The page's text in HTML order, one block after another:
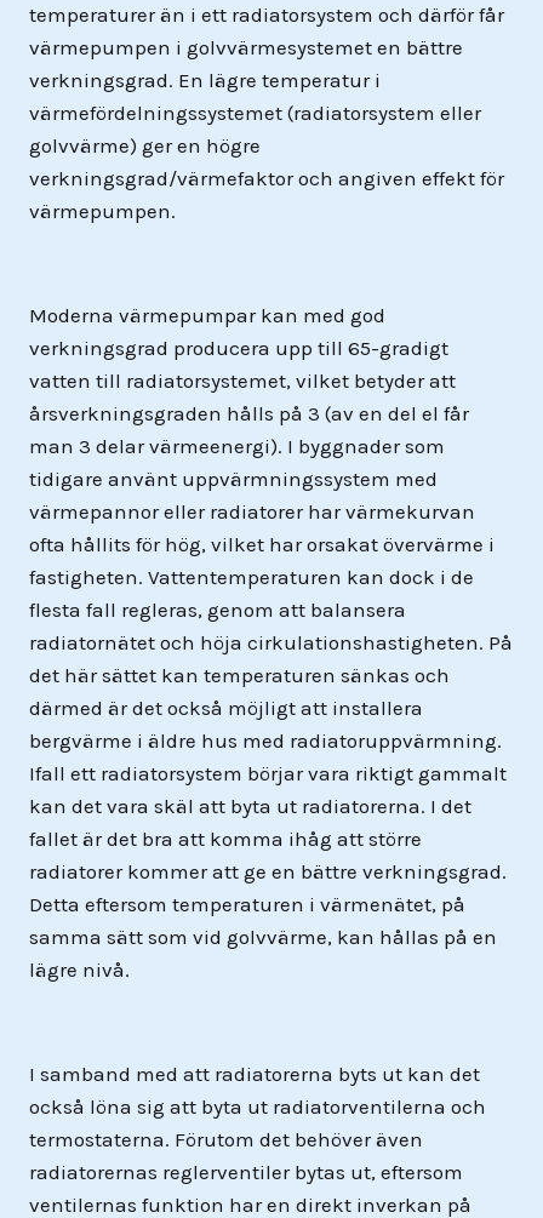
temperaturer än i ett radiatorsystem och därför får
värmepumpen i golvvärmesystemet en bättre
verkningsgrad. En lägre temperatur i
värmefördelningssystemet (radiatorsystem eller
golvvärme) ger en högre
verkningsgrad/värmefaktor och angiven effekt för
värmepumpen.
Moderna värmepumpar kan med god
verkningsgrad producera upp till 65-gradigt
vatten till radiatorsystemet, vilket betyder att
årsverkningsgraden hålls på 3 (av en del el får
man 3 delar värmeenergi). I byggnader som
tidigare använt uppvärmningssystem med
värmepannor eller radiatorer har värmekurvan
ofta hållits för hög, vilket har orsakat övervärme i
fastigheten. Vattentemperaturen kan dock i de
flesta fall regleras, genom att balansera
radiatornätet och höja cirkulationshastigheten. På
det här sättet kan temperaturen sänkas och
därmed är det också möjligt att installera
bergvärme i äldre hus med radiatoruppvärmning.
Ifall ett radiatorsystem börjar vara riktigt gammalt
kan det vara skäl att byta ut radiatorerna. I det
fallet är det bra att komma ihåg att större
radiatorer kommer att ge en bättre verkningsgrad.
Detta eftersom temperaturen i värmenätet, på
samma sätt som vid golvvärme, kan hållas på en
lägre nivå.
I samband med att radiatorerna byts ut kan det
också löna sig att byta ut radiatorventilerna och
termostaterna. Förutom det behöver även
radiatorernas reglerventiler bytas ut, eftersom
ventilernas funktion har en direkt inverkan på